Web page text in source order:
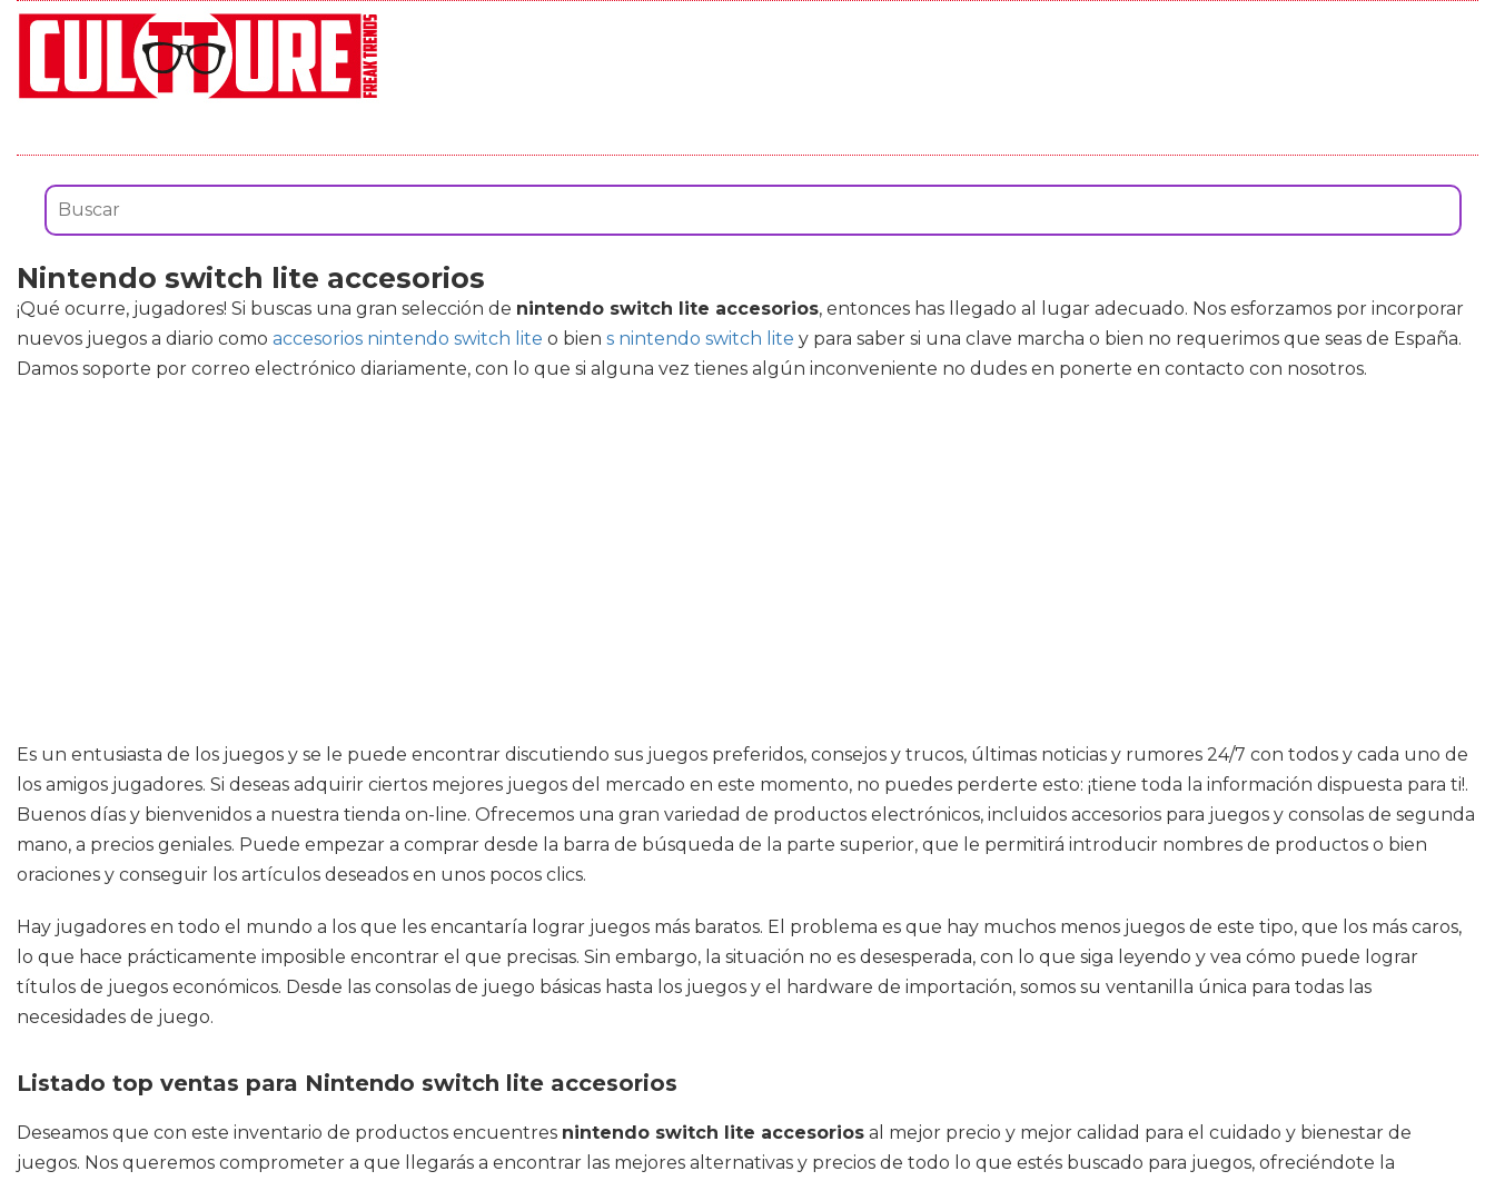
Nintendo switch lite accesorios
¡Qué ocurre, jugadores! Si buscas una gran selección de nintendo switch lite accesorios, entonces has llegado al lugar adecuado. Nos esforzamos por incorporar
nuevos juegos a diario como accesorios nintendo switch lite o bien s nintendo switch lite y para saber si una clave marcha o bien no requerimos que seas de España.
Damos soporte por correo electrónico diariamente, con lo que si alguna vez tienes algún inconveniente no dudes en ponerte en contacto con nosotros.
Es un entusiasta de los juegos y se le puede encontrar discutiendo sus juegos preferidos, consejos y trucos, últimas noticias y rumores 24/7 con todos y cada uno de
los amigos jugadores. Si deseas adquirir ciertos mejores juegos del mercado en este momento, no puedes perderte esto: ¡tiene toda la información dispuesta para ti!.
Buenos días y bienvenidos a nuestra tienda on-line. Ofrecemos una gran variedad de productos electrónicos, incluidos accesorios para juegos y consolas de segunda
mano, a precios geniales. Puede empezar a comprar desde la barra de búsqueda de la parte superior, que le permitirá introducir nombres de productos o bien
oraciones y conseguir los artículos deseados en unos pocos clics.
Hay jugadores en todo el mundo a los que les encantaría lograr juegos más baratos. El problema es que hay muchos menos juegos de este tipo, que los más caros,
lo que hace prácticamente imposible encontrar el que precisas. Sin embargo, la situación no es desesperada, con lo que siga leyendo y vea cómo puede lograr
títulos de juegos económicos. Desde las consolas de juego básicas hasta los juegos y el hardware de importación, somos su ventanilla única para todas las
necesidades de juego.
Listado top ventas para Nintendo switch lite accesorios
Deseamos que con este inventario de productos encuentres nintendo switch lite accesorios al mejor precio y mejor calidad para el cuidado y bienestar de
juegos. Nos queremos comprometer a que llegarás a encontrar las mejores alternativas y precios de todo lo que estés buscado para juegos, ofreciéndote la